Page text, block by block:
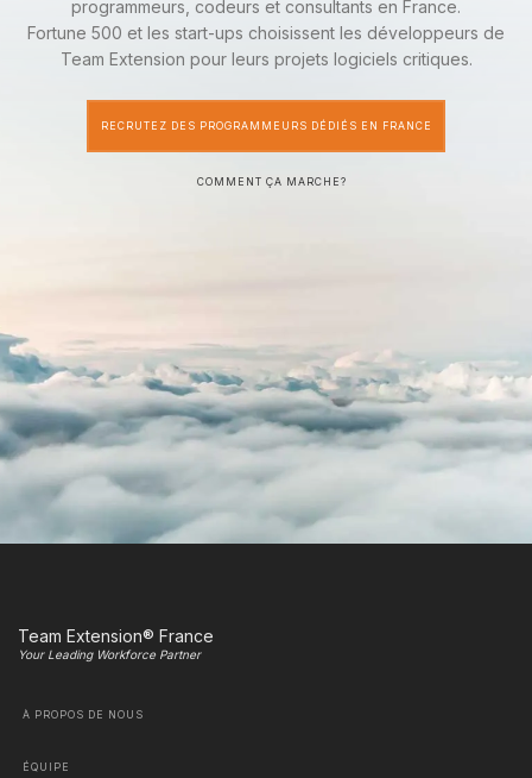
programmeurs, codeurs et consultants en France.
Fortune 500 et les start-ups choisissent les développeurs de
Team Extension pour leurs projets logiciels critiques.
RECRUTEZ DES PROGRAMMEURS DÉDIÉS EN FRANCE
COMMENT ÇA MARCHE?
Team Extension® France
Your Leading Workforce Partner
À PROPOS DE NOUS
ÉQUIPE